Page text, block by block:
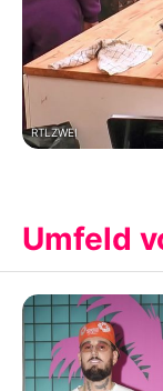
RTLZWEI
Umfeld